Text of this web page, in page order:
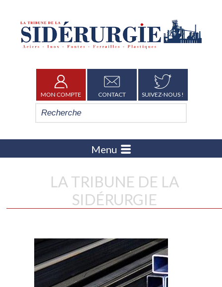
MON COMPTE CONTACT SUIVEZ-NOUS !
Menu
LA TRIBUNE DE LA
SIDÉRURGIE